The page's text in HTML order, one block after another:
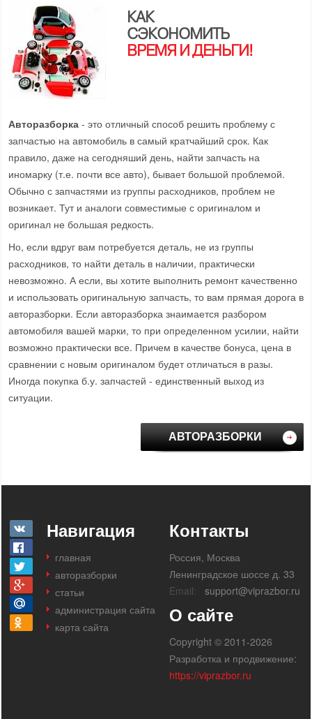
КАК
СЭКОНОМИТЬ
ВРЕМЯ И ДЕНЬГИ!
Авторазборка - это отличный способ решить проблему с
запчастью на автомобиль в самый кратчайший срок. Как
правило, даже на сегодняший день, найти запчасть на
иномарку (т.е. почти все авто), бывает большой проблемой.
Обычно с запчастями из группы расходников, проблем не
возникает. Тут и аналоги совместимые с оригиналом и
оригинал не большая редкость.
Но, если вдруг вам потребуется деталь, не из группы
расходников, то найти деталь в наличии, практически
невозможно. А если, вы хотите выполнить ремонт качественно
и использовать оригинальную запчасть, то вам прямая дорога в
авторазборки. Если авторазборка знаимается разбором
автомобиля вашей марки, то при определенном усилии, найти
возможно практически все. Причем в качестве бонуса, цена в
сравнении с новым оригиналом будет отличаться в разы.
Иногда покупка б.у. запчастей - единственный выход из
ситуации.
АВТОРАЗБОРКИ
Навигация
главная
авторазборки
статьи
администрация сайта
карта сайта
Контакты
Россия, Москва
Ленинградское шоссе д. 33
Email:
support@viprazbor.ru
О сайте
Copyright © 2011-2026
Разработка и продвижение:
https://viprazbor.ru